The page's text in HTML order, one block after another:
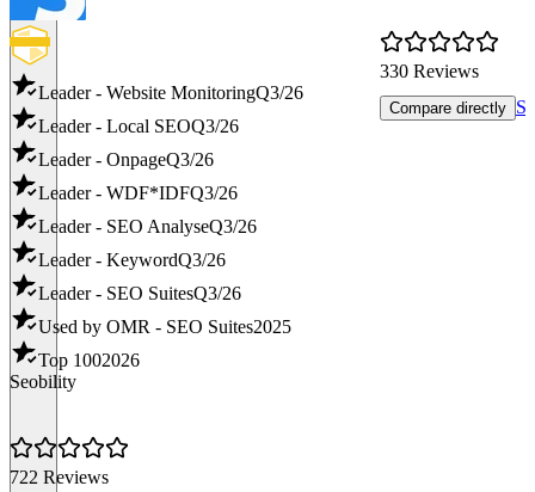
Leader - Website MonitoringQ3/26
Leader - Local SEOQ3/26
Leader - OnpageQ3/26
Leader - WDF*IDFQ3/26
Leader - SEO AnalyseQ3/26
Leader - KeywordQ3/26
Leader - SEO SuitesQ3/26
Used by OMR - SEO Suites2025
Top 1002026
Seobility
722 Reviews
330 Reviews
Compare directly